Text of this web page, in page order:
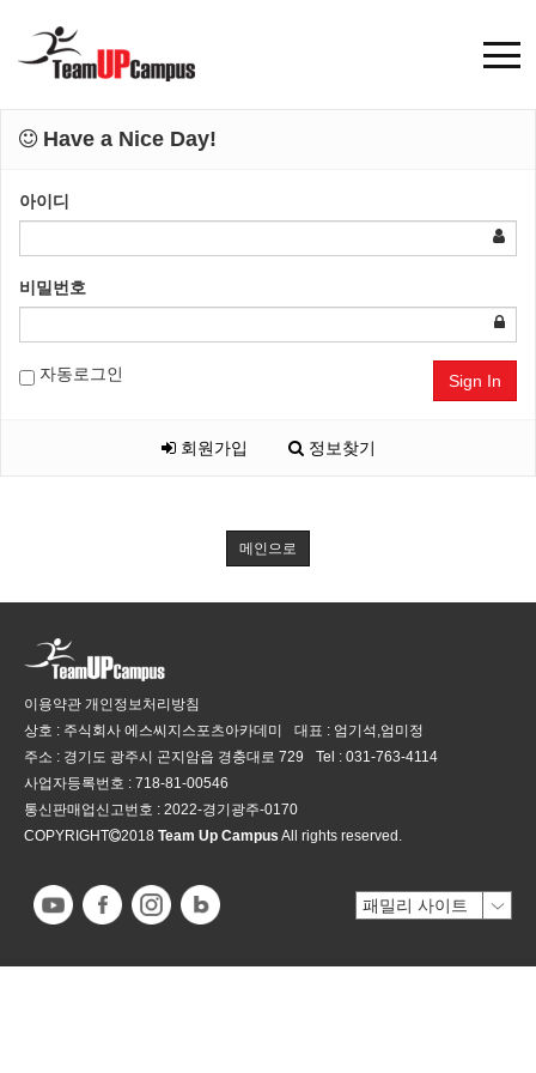
Have a Nice Day!
아이디
비밀번호
자동로그인 Sign In
회원가입 정보찾기
메인으로
이용약관 개인정보처리방침
상호 : 주식회사 에스씨지스포츠아카데미
대표 : 엄기석,엄미정
주소 : 경기도 광주시 곤지암읍 경충대로 729
Tel : 031-763-4114
사업자등록번호 : 718-81-00546
통신판매업신고번호 : 2022-경기광주-0170
COPYRIGHT
2018 Team Up Campus All rights reserved.